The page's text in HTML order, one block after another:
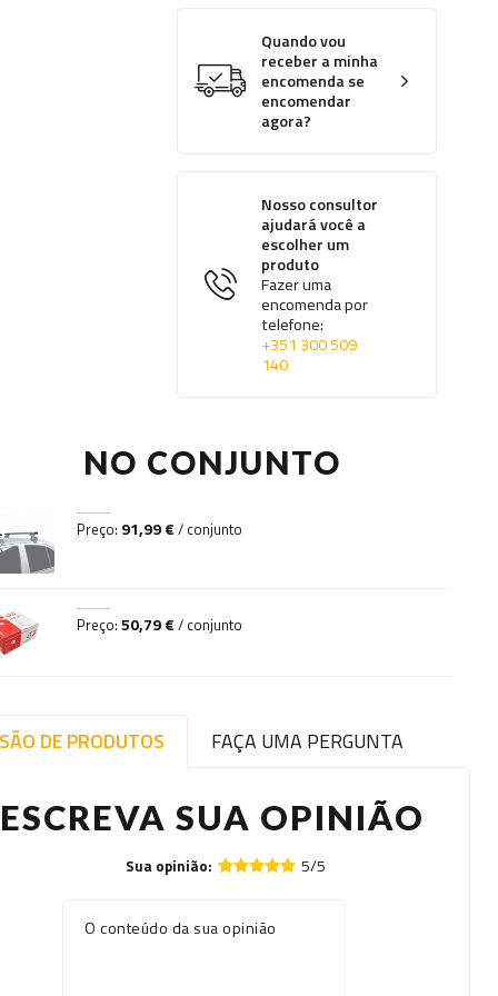
Quando vou
receber a minha
encomenda se
encomendar
agora?
Nosso consultor
ajudará você a
escolher um
produto
Fazer uma
encomenda por
telefone:
+351 300 509
140
NO CONJUNTO
Preço: 91,99 € / conjunto
Preço:50,79 € / conjunto
DE PRODUTOS FAÇA UMA PERGUNTA
ESCREVA SUA OPINIÃO
Sua opinião: 5/5
O conteúdo da sua opinião